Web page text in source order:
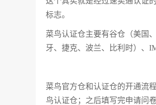
标志。
菜鸟认证仓主要有谷仓（美国
牙、捷克、波兰、比利时）、
菜鸟官方仓和认证仓的开通流
鸟认证仓；之后填写完申请问